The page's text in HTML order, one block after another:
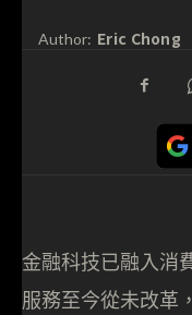
Author: Eric Chong
金融科技已融入消
服務至今從未改革